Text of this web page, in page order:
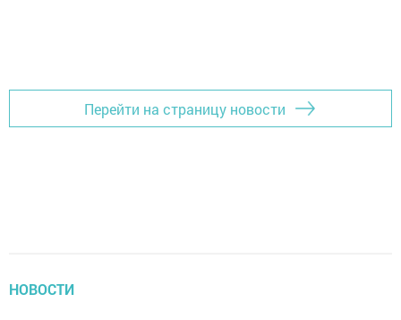
Перейти на страницу новости
НОВОСТИ